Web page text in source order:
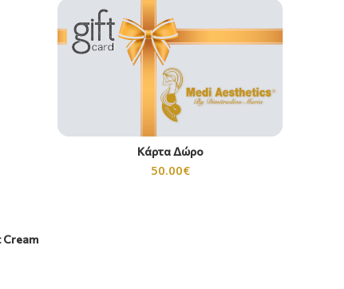
Cream
Κάρτα Δώρο
50.00€